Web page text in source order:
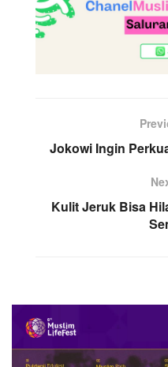
Jokowi Ingin
Kulit Jeruk Bisa